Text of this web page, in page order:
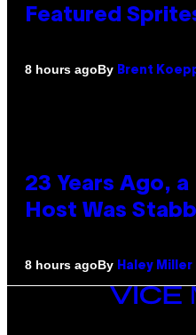
Featured
8 hours agoBy Brent
23 Years Ago,
Host Was
8 hours agoBy Haley Miller
VICE
MEDIA